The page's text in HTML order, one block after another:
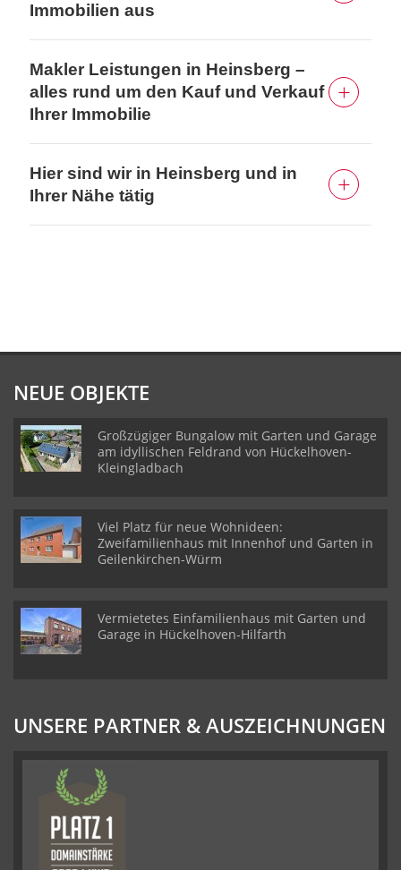
Immobilien aus
Makler Leistungen in Heinsberg –
alles rund um den Kauf und Verkauf
Ihrer Immobilie
Hier sind wir in Heinsberg und in
Ihrer Nähe tätig
NEUE OBJEKTE
Großzügiger Bungalow mit Garten und Garage
am idyllischen Feldrand von Hückelhoven-
Kleingladbach
Viel Platz für neue Wohnideen:
Zweifamilienhaus mit Innenhof und Garten in
Geilenkirchen-Würm
Vermietetes Einfamilienhaus mit Garten und
Garage in Hückelhoven-Hilfarth
UNSERE PARTNER & AUSZEICHNUNGEN